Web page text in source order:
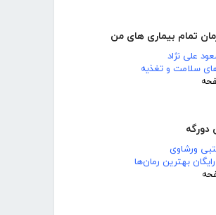
تمام بیماری های من
علی نژاد
سلامت و تغذیه
دورگه
ورشاوی
رایگان بهترین رمان‌ها